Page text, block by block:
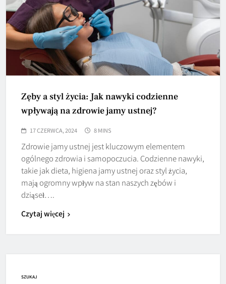
Zęby a styl życia: Jak nawyki codzienne
wpływają na zdrowie jamy ustnej?
17 CZERWCA, 2024 8 MINS
Zdrowie jamy ustnej jest kluczowym elementem
ogólnego zdrowia i samopoczucia. Codzienne nawyki,
takie jak dieta, higiena jamy ustnej oraz styl życia,
mają ogromny wpływ na stan naszych zębów i
dziąseł….
Czytaj więcej
SZUKAJ